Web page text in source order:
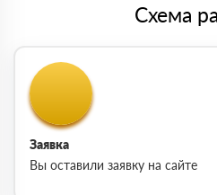
Схема
Заявка
Вы оставили заявку на сайте